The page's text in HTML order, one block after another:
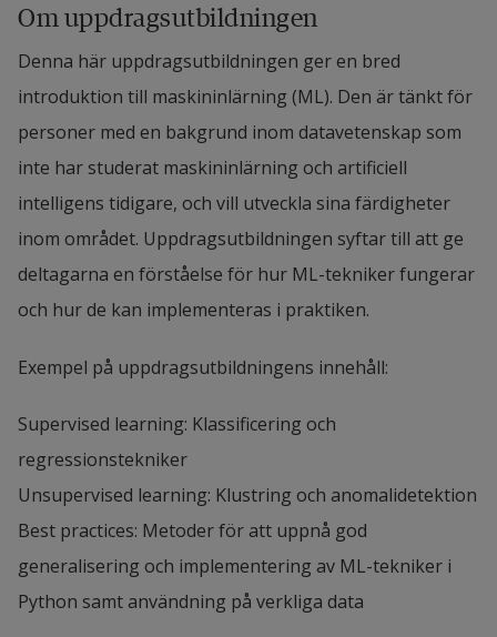
Om uppdragsutbildningen
Denna här uppdragsutbildningen ger en bred
introduktion till maskininlärning (ML). Den är tänkt för
personer med en bakgrund inom datavetenskap som
inte har studerat maskininlärning och artificiell
intelligens tidigare, och vill utveckla sina färdigheter
inom området. Uppdragsutbildningen syftar till att ge
deltagarna en förståelse för hur ML-tekniker fungerar
och hur de kan implementeras i praktiken.
Exempel på uppdragsutbildningens innehåll:
Supervised learning: Klassificering och
regressionstekniker
Unsupervised learning: Klustring och anomalidetektion
Best practices: Metoder för att uppnå god
generalisering och implementering av ML-tekniker i
Python samt användning på verkliga data